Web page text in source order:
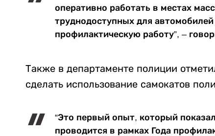
оперативно работать в местах
труднодоступных для
профилактическую работу”, –
Также в департаменте полиции
сделать использование самокатов
“Это первый опыт, который
проводится в рамках Года